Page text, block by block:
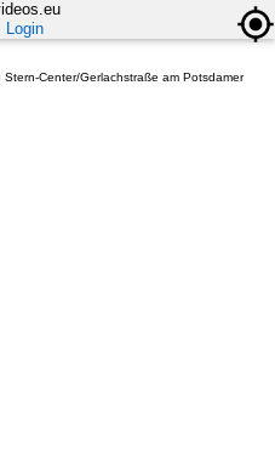
Login
Center/Gerlachstraße am Potsdamer